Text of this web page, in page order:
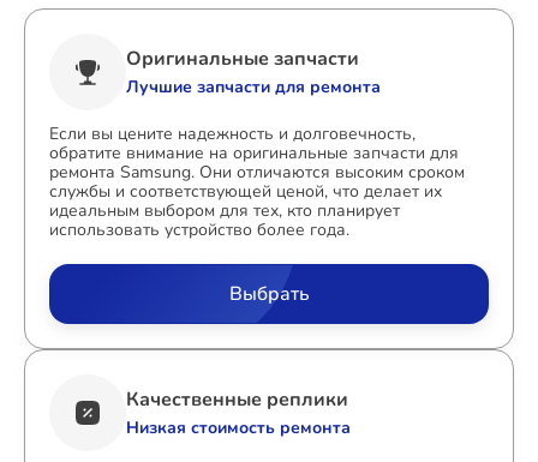
Оригинальные запчасти
Лучшие запчасти для ремонта
Если вы цените надежность и долговечность,
обратите внимание на оригинальные запчасти для
ремонта Samsung. Они отличаются высоким сроком
службы и соответствующей ценой, что делает их
идеальным выбором для тех, кто планирует
использовать устройство более года.
Выбрать
Качественные реплики
Низкая стоимость ремонта